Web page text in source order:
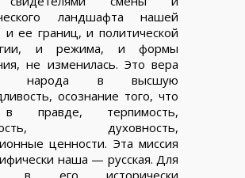
ландшафта нашей
и ее границ, и политической
и режима, и формы
не изменилась. Это вера
народа в высшую
осознание того, что
правде, терпимость,
духовность,
ценности. Эта миссия
наша — русская. Для
в его исторически